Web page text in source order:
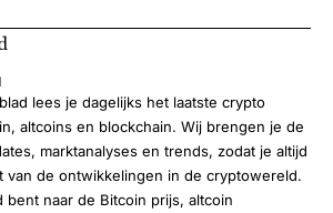
lees je dagelijks het laatste crypto
altcoins en blockchain. Wij brengen je de
marktanalyses en trends, zodat je altijd
van de ontwikkelingen in de cryptowereld.
naar de Bitcoin prijs, altcoin